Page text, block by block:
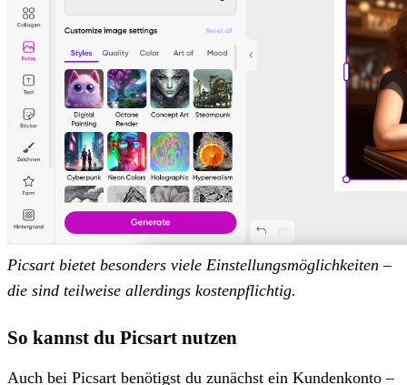
Picsart bietet besonders viele Einstellungsmöglichkeiten –
die sind teilweise allerdings kostenpflichtig.
So kannst du Picsart nutzen
Auch bei Picsart benötigst du zunächst ein Kundenkonto –